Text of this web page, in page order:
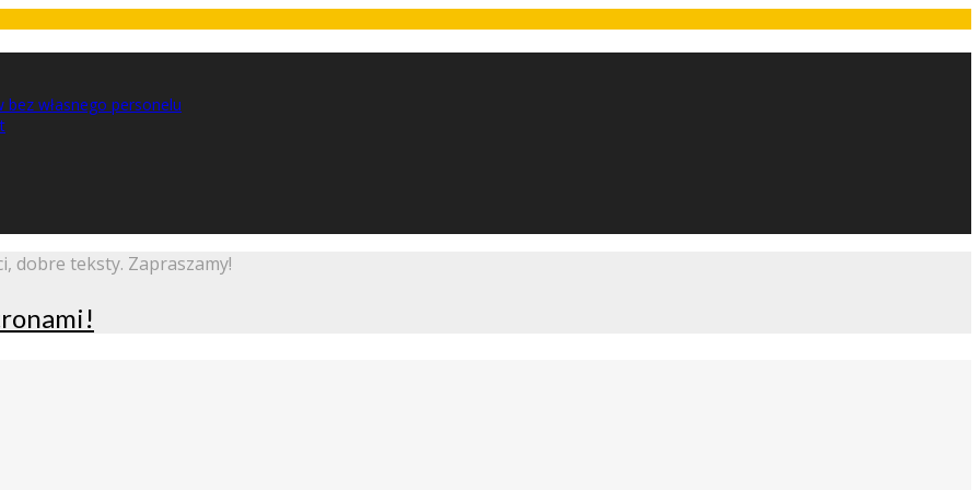
własnego personelu
dobre teksty. Zapraszamy!